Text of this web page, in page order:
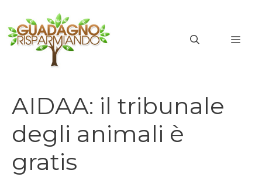
contenuto
AIDAA: il tribunale
degli animali è
gratis